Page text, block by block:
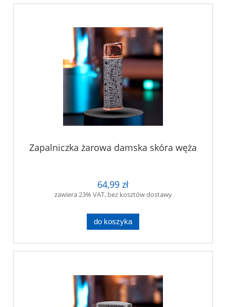
Zapalniczka żarowa damska skóra węża
64,99 zł
zawiera 23% VAT, bez kosztów dostawy
do koszyka